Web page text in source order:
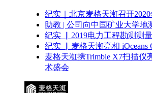
纪实｜北京麦格天渱召开
助教 | 公司向中国矿业大学地
纪实 ▏2019电力工程勘测测
纪实 ▏麦格天渱亮相 iOceans
麦格天渱携Trimble X7扫描仪
术盛会